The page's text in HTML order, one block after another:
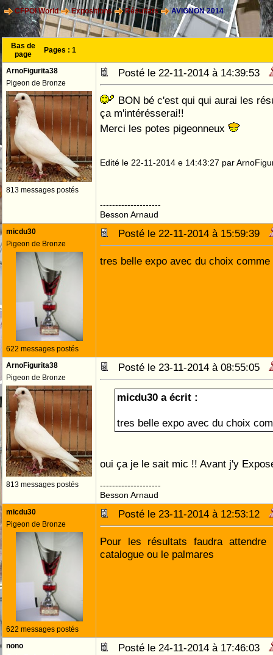
CFPOI World Expositions Résultats AVIGNON 2014
Bas de
page
Pages : 1
ArnoFigurita38
Pigeon de Bronze
813 messages postés
Posté le 22-11-2014 à 14:39:53
BON bé c'est qui qui aurai les
ça m'intérésserai!!
Merci les potes pigeonneux
Edité le 22-11-2014 e 14:43:27 par
--------------------
Besson Arnaud
micdu30
Pigeon de Bronze
622 messages postés
Posté le 22-11-2014 à 15:59:39
tres belle expo avec du choix comme
ArnoFigurita38
Pigeon de Bronze
813 messages postés
Posté le 23-11-2014 à 08:55:05
micdu30 a écrit :
tres belle expo avec du choix
oui ça je le sait mic !! Avant j'y
--------------------
Besson Arnaud
micdu30
Pigeon de Bronze
622 messages postés
Posté le 23-11-2014 à 12:53:12
Pour les résultats faudra
catalogue ou le palmares
nono
Posté le 24-11-2014 à 17:46:03